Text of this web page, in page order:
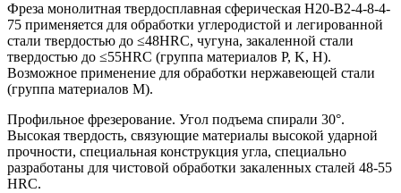
Фреза монолитная твердосплавная сферическая H20-B2-4-8-4-
75 применяется для обработки углеродистой и легированной
стали твердостью до ≤48HRC, чугуна, закаленной стали
твердостью до ≤55HRC (группа материалов P, K, H).
Возможное применение для обработки нержавеющей стали
(группа материалов M).
Профильное фрезерование. Угол подъема спирали 30°.
Высокая твердость, связующие материалы высокой ударной
прочности, специальная конструкция угла, специально
разработаны для чистовой обработки закаленных сталей 48-55
HRC.